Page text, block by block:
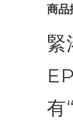
商品
緊
有